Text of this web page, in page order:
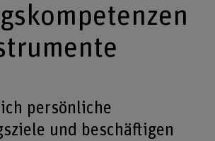
persönliche
und beschäftigen